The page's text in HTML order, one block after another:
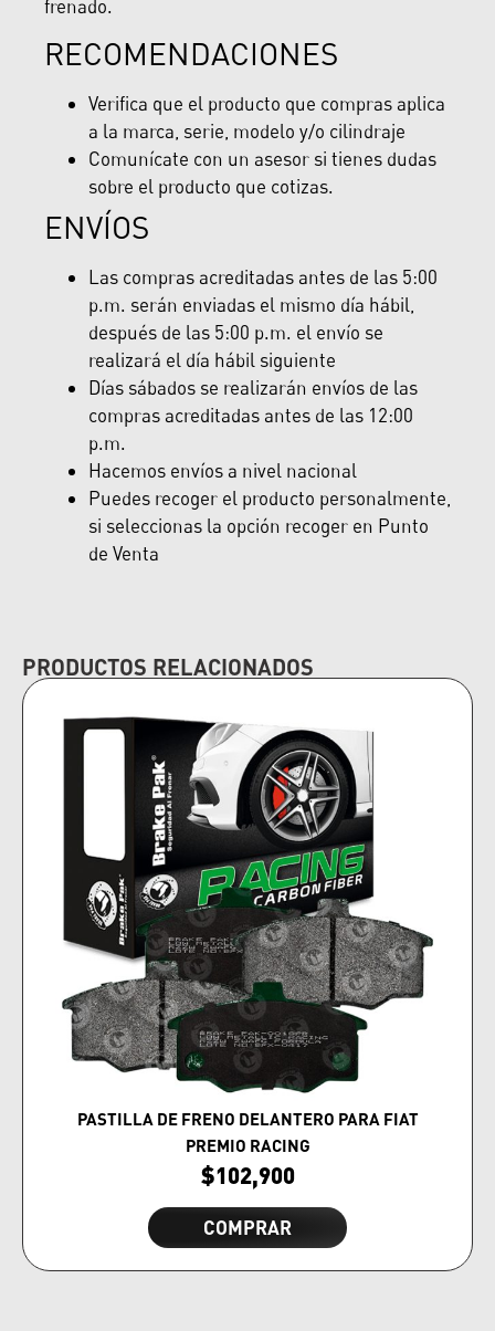
frenado.
RECOMENDACIONES
Verifica que el producto que compras aplica
a la marca, serie, modelo y/o cilindraje
Comunícate con un asesor si tienes dudas
sobre el producto que cotizas.
ENVÍOS
Las compras acreditadas antes de las 5:00
p.m. serán enviadas el mismo día hábil,
después de las 5:00 p.m. el envío se
realizará el día hábil siguiente
Días sábados se realizarán envíos de las
compras acreditadas antes de las 12:00
p.m.
Hacemos envíos a nivel nacional
Puedes recoger el producto personalmente,
si seleccionas la opción recoger en Punto
de Venta
PRODUCTOS RELACIONADOS
PASTILLA DE FRENO DELANTERO PARA FIAT
PREMIO RACING
$102,900
COMPRAR